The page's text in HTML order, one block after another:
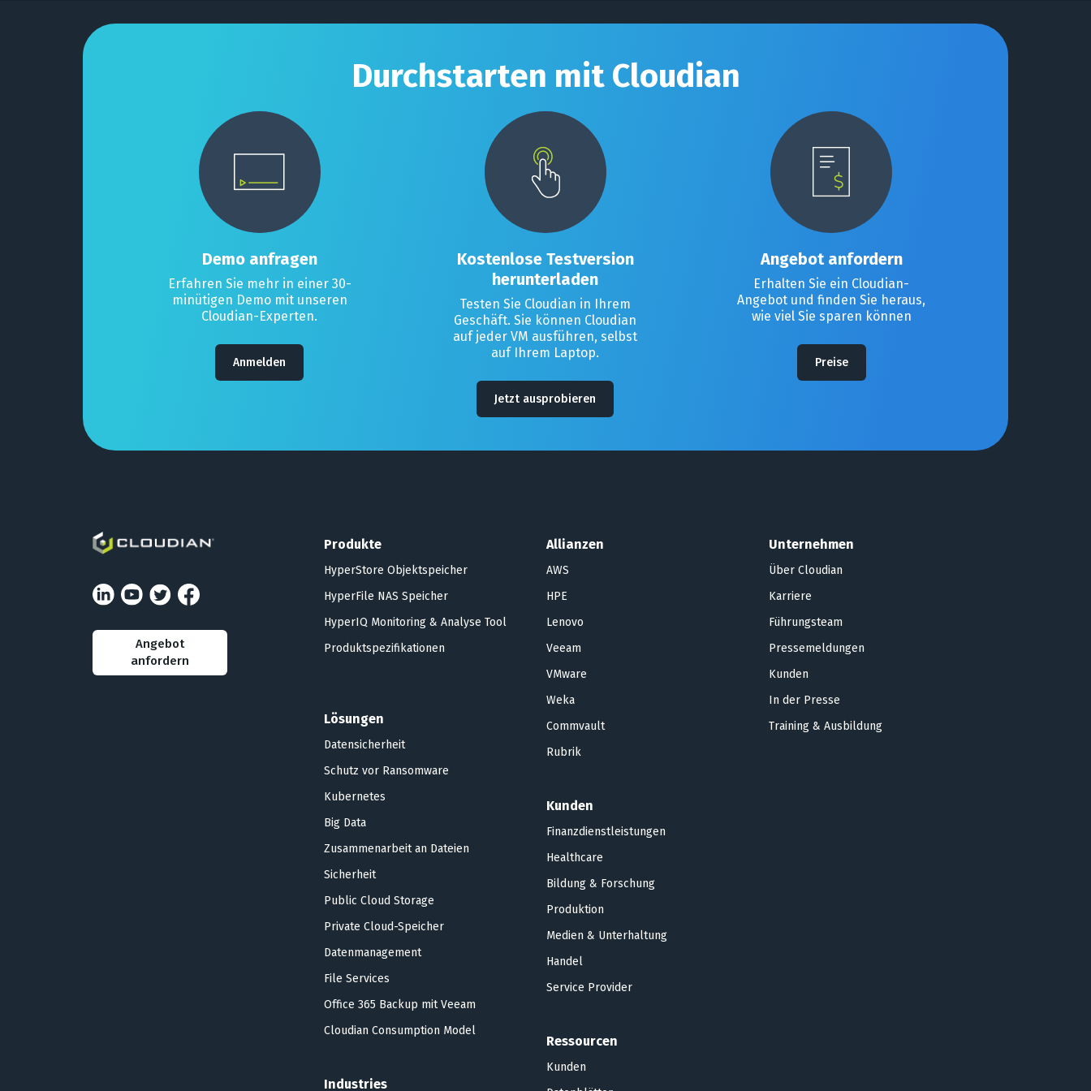
Durchstarten mit Cloudian
Demo anfragen
Erfahren Sie mehr in einer 30-
minütigen Demo mit unseren
Cloudian-Experten.
Anmelden
Kostenlose Testversion
herunterladen
Testen Sie Cloudian in Ihrem
Geschäft. Sie können Cloudian
auf jeder VM ausführen, selbst
auf Ihrem Laptop.
Jetzt ausprobieren
Angebot anfordern
Erhalten Sie ein Cloudian-
Angebot und finden Sie heraus,
wie viel Sie sparen können
Preise
Angebot
anfordern
Produkte
HyperStore Objektspeicher
HyperFile NAS Speicher
HyperIQ Monitoring & Analyse Tool
Produktspezifikationen
Lösungen
Datensicherheit
Schutz vor Ransomware
Kubernetes
Big Data
Zusammenarbeit an Dateien
Sicherheit
Public Cloud Storage
Private Cloud-Speicher
Datenmanagement
File Services
Office 365 Backup mit Veeam
Cloudian Consumption Model
Industries
Allianzen
AWS
HPE
Lenovo
Veeam
VMware
Weka
Commvault
Rubrik
Kunden
Finanzdienstleistungen
Healthcare
Bildung & Forschung
Produktion
Medien & Unterhaltung
Handel
Service Provider
Ressourcen
Kunden
Unternehmen
Über Cloudian
Karriere
Führungsteam
Pressemeldungen
Kunden
In der Presse
Training & Ausbildung